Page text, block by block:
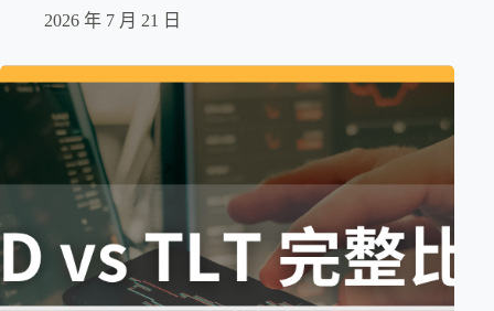
2026 年 7 月 21 日